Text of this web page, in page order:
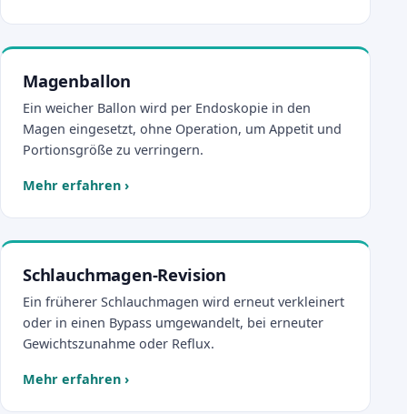
Magenballon
Ein weicher Ballon wird per Endoskopie in den
Magen eingesetzt, ohne Operation, um Appetit und
Portionsgröße zu verringern.
Mehr erfahren ›
Schlauchmagen-Revision
Ein früherer Schlauchmagen wird erneut verkleinert
oder in einen Bypass umgewandelt, bei erneuter
Gewichtszunahme oder Reflux.
Mehr erfahren ›